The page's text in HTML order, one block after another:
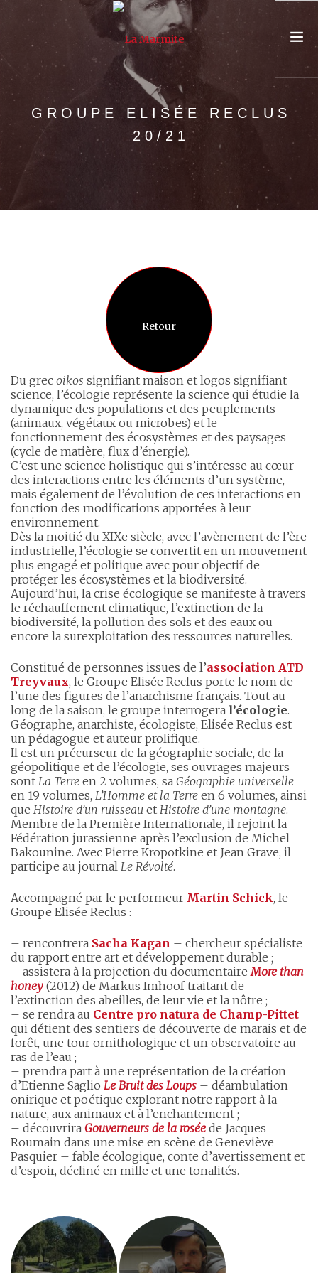
PRÉSENTATION
ASSOCIATION & ÉQUIPE
PARCOURS
UNIVERSITÉ POPULAIRE
GROUPE ELISÉE RECLUS
20/21
Retour
Du grec oikos signifiant maison et logos signifiant
science, l’écologie représente la science qui étudie la
dynamique des populations et des peuplements
(animaux, végétaux ou microbes) et le
fonctionnement des écosystèmes et des paysages
(cycle de matière, flux d’énergie).
C’est une science holistique qui s’intéresse au cœur
des interactions entre les éléments d’un système,
mais également de l’évolution de ces interactions en
fonction des modifications apportées à leur
environnement.
Dès la moitié du XIXe siècle, avec l’avènement de l’ère
industrielle, l’écologie se convertit en un mouvement
plus engagé et politique avec pour objectif de
protéger les écosystèmes et la biodiversité.
Aujourd’hui, la crise écologique se manifeste à travers
le réchauffement climatique, l’extinction de la
biodiversité, la pollution des sols et des eaux ou
encore la surexploitation des ressources naturelles.
Constitué de personnes issues de l’association ATD
Treyvaux, le Groupe Elisée Reclus porte le nom de
l’une des figures de l’anarchisme français. Tout au
long de la saison, le groupe interrogera l’écologie.
Géographe, anarchiste, écologiste, Elisée Reclus est
un pédagogue et auteur prolifique.
Il est un précurseur de la géographie sociale, de la
géopolitique et de l’écologie, ses ouvrages majeurs
sont La Terre en 2 volumes, sa Géographie universelle
en 19 volumes, L’Homme et la Terre en 6 volumes, ainsi
que Histoire d’un ruisseau et Histoire d’une montagne.
Membre de la Première Internationale, il rejoint la
Fédération jurassienne après l’exclusion de Michel
Bakounine. Avec Pierre Kropotkine et Jean Grave, il
participe au journal Le Révolté.
Accompagné par le performeur Martin Schick, le
Groupe Elisée Reclus :
– rencontrera Sacha Kagan – chercheur spécialiste
du rapport entre art et développement durable ;
– assistera à la projection du documentaire More than
honey (2012) de Markus Imhoof traitant de
l’extinction des abeilles, de leur vie et la nôtre ;
– se rendra au Centre pro natura de Champ-Pittet
qui détient des sentiers de découverte de marais et de
forêt, une tour ornithologique et un observatoire au
ras de l’eau ;
– prendra part à une représentation de la création
d’Etienne Saglio Le Bruit des Loups – déambulation
onirique et poétique explorant notre rapport à la
nature, aux animaux et à l’enchantement ;
– découvrira Gouverneurs de la roséede Jacques
Roumain dans une mise en scène de Geneviève
Pasquier – fable écologique, conte d’avertissement et
d’espoir, décliné en mille et une tonalités.